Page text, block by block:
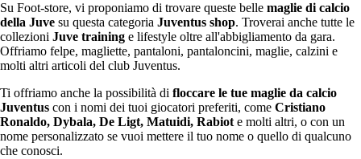
Su Foot-store, vi proponiamo di trovare queste belle maglie di calcio
della Juve su questa categoria Juventus shop. Troverai anche tutte le
collezioni Juve training e lifestyle oltre all'abbigliamento da gara.
Offriamo felpe, magliette, pantaloni, pantaloncini, maglie, calzini e
molti altri articoli del club Juventus.
Ti offriamo anche la possibilità di floccare le tue maglie da calcio
Juventus con i nomi dei tuoi giocatori preferiti, come Cristiano
Ronaldo, Dybala, De Ligt, Matuidi, Rabiot e molti altri, o con un
nome personalizzato se vuoi mettere il tuo nome o quello di qualcuno
che conosci.